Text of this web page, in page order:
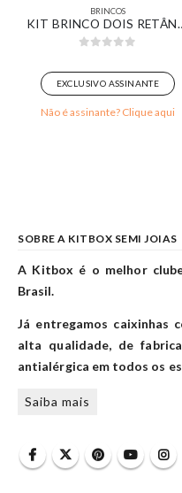
BRINCOS
KIT BRINCO DOIS RETÂNGULOS
EXCLUSIVO ASSINANTE
Não é assinante? Clique aqui
SOBRE A KITBOX SEMI JOIAS
A Kitbox é o melhor
Brasil.
Já entregamos caixinhas
alta qualidade, de
antialérgica em todos os
Saiba mais